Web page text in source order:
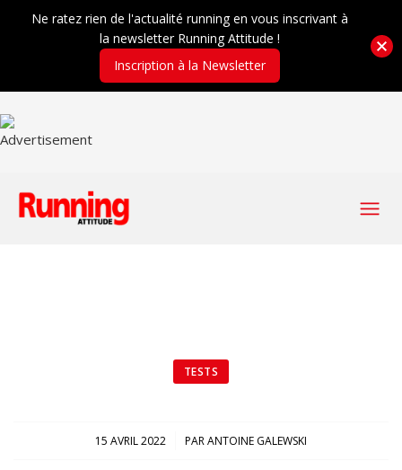
TESTS
15 AVRIL 2022
/ PARANTOINE GALEWSKI
Ne ratez rien de l'actualité running en vous inscrivant à
la newsletter Running Attitude !
Inscription à la Newsletter